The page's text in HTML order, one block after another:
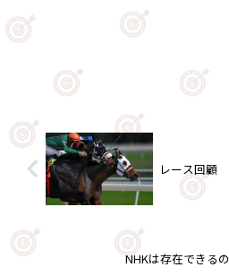
レース回顧
NHKは存在できる